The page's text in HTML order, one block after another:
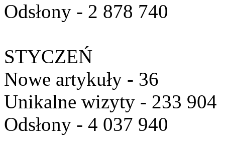
Odsłony - 2 878 740
STYCZEŃ
Nowe artykuły - 36
Unikalne wizyty - 233 904
Odsłony - 4 037 940